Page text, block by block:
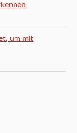
um mit